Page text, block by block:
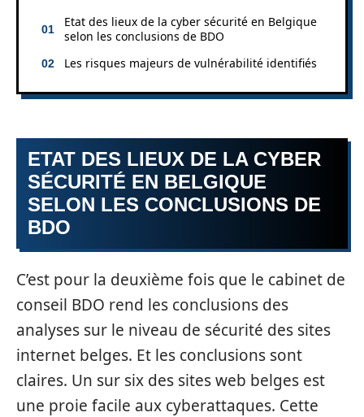
Etat des lieux de la cyber sécurité en Belgique
selon les conclusions de BDO
Les risques majeurs de vulnérabilité identifiés
ETAT DES LIEUX DE LA CYBER
SÉCURITÉ EN BELGIQUE
SELON LES CONCLUSIONS DE
BDO
C’est pour la deuxième fois que le cabinet de
conseil BDO rend les conclusions des
analyses sur le niveau de sécurité des sites
internet belges. Et les conclusions sont
claires. Un sur six des sites web belges est
une proie facile aux cyberattaques. Cette